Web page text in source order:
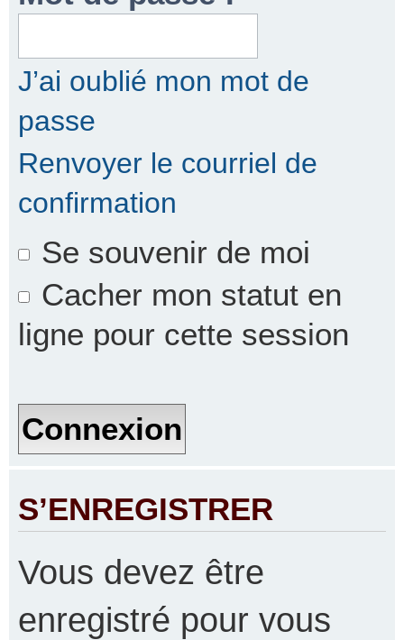
J’ai oublié mon mot de
passe
Renvoyer le courriel de
confirmation
Se souvenir de moi
Cacher mon statut en
ligne pour cette session
S’ENREGISTRER
Vous devez être
enregistré pour vous